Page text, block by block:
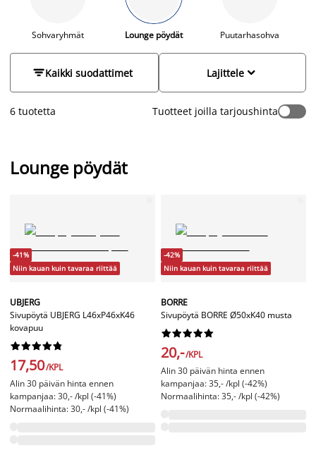
soveltuu erinomaisesti jos kaipaat terassilesi tai parvekkeellesi
lisää laskutilaa. Säädettävä puutarhapöytä on loistava
ratkaisu, mikäli kaipaat pöytää, joka soveltuu sekä oleskeluun
Sohvaryhmät Lounge pöydät Puutarhasohva
Kaikki suodattimet 
Lajittele
6 tuotetta Tuotteet joilla tarjoushinta
Lounge pöydät
-41%
Niin kauan kuin tavaraa riittää
UBJERG
Sivupöytä UBJERG L46xP46xK46
kovapuu






17,50/KPL
Alin 30 päivän hinta ennen
kampanjaa: 30,- /kpl (-41%)
Normaalihinta: 30,- /kpl (-41%)
-42%
Niin kauan kuin tavaraa riittää
BORRE
Sivupöytä BORRE Ø50xK40 musta






20,-/KPL
Alin 30 päivän hinta ennen
kampanjaa: 35,- /kpl (-42%)
Normaalihinta: 35,- /kpl (-42%)